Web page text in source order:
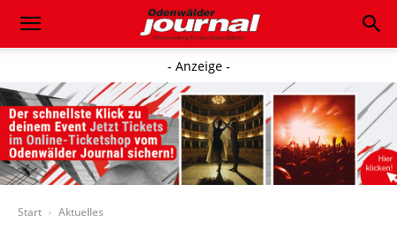
- Anzeige -
Start Aktuelles